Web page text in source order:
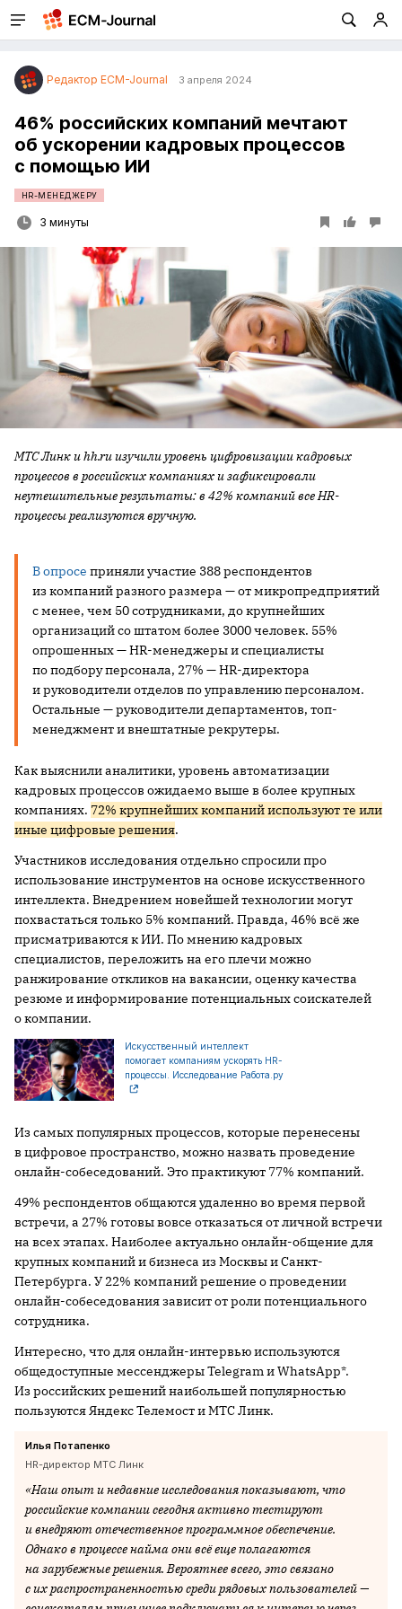
Редактор ECM-Journal 3 апреля 2024
46% российских компаний мечтают
об ускорении кадровых процессов
с помощью ИИ
HR-МЕНЕДЖЕРУ
3 минуты
МТС Линк и hh.ru изучили уровень цифровизации кадровых
процессов в российских компаниях и зафиксировали
неутешительные результаты: в 42% компаний все HR-
процессы реализуются вручную.
В опросе приняли участие 388 респондентов
из компаний разного размера — от микропредприятий
с менее, чем 50 сотрудниками, до крупнейших
организаций со штатом более 3000 человек. 55%
опрошенных — HR-менеджеры и специалисты
по подбору персонала, 27% — HR-директора
и руководители отделов по управлению персоналом.
Остальные — руководители департаментов, топ-
менеджмент и внештатные рекрутеры.
Как выяснили аналитики, уровень автоматизации
кадровых процессов ожидаемо выше в более крупных
компаниях. 72% крупнейших компаний используют те или
иные цифровые решения.
Участников исследования отдельно спросили про
использование инструментов на основе искусственного
интеллекта. Внедрением новейшей технологии могут
похвастаться только 5% компаний. Правда, 46% всё же
присматриваются к ИИ. По мнению кадровых
специалистов, переложить на его плечи можно
ранжирование откликов на вакансии, оценку качества
резюме и информирование потенциальных соискателей
о компании.
Искусственный интеллект
помогает компаниям ускорять HR-
процессы. Исследование Работа.ру
Из самых популярных процессов, которые перенесены
в цифровое пространство, можно назвать проведение
онлайн-собеседований. Это практикуют 77% компаний.
49% респондентов общаются удаленно во время первой
встречи, а 27% готовы вовсе отказаться от личной встречи
на всех этапах. Наиболее актуально онлайн-общение для
крупных компаний и бизнеса из Москвы и Санкт-
Петербурга. У 22% компаний решение о проведении
онлайн-собеседования зависит от роли потенциального
сотрудника.
Интересно, что для онлайн-интервью используются
общедоступные мессенджеры Telegram и WhatsApp*.
Из российских решений наибольшей популярностью
пользуются Яндекс Телемост и МТС Линк.
Илья Потапенко
HR-директор МТС Линк
«Наш опыт и недавние исследования показывают, что
российские компании сегодня активно тестируют
и внедряют отечественное программное обеспечение.
Однако в процессе найма они всё еще полагаются
на зарубежные решения. Вероятнее всего, это связано
с их распространенностью среди рядовых пользователей —